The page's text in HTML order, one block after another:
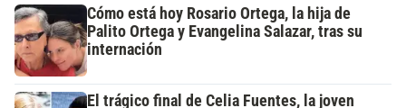
Cómo está hoy Rosario Ortega, la hija de
Palito Ortega y Evangelina Salazar, tras su
internación
El trágico final de Celia Fuentes, la joven